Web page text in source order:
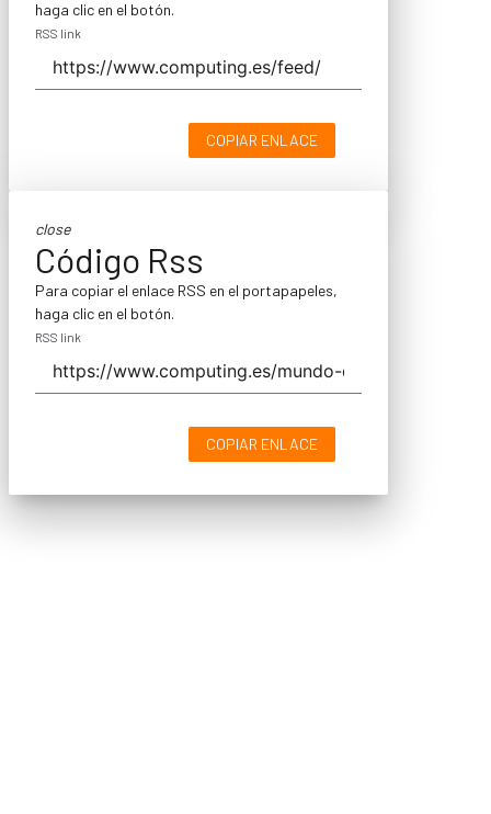
haga clic en el botón.
RSS link
COPIAR ENLACE
close
Código Rss
Para copiar el enlace RSS en el portapapeles,
haga clic en el botón.
RSS link
COPIAR ENLACE